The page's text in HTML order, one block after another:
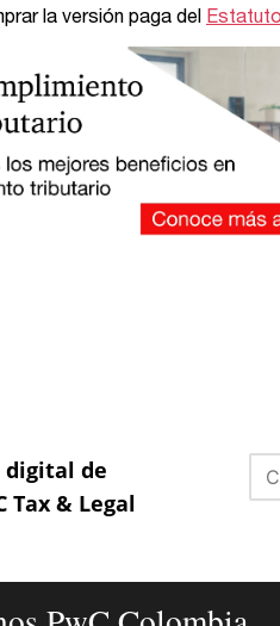
digital de
& Legal